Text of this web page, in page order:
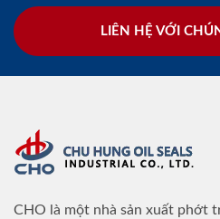
LIÊN HỆ VỚI
CHO là một nhà sản xuất phớt